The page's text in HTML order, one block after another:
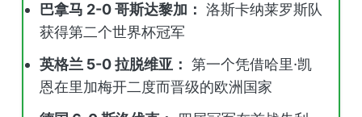
巴拿马 2-0 哥斯达黎加： 洛斯卡纳莱罗斯队
获得第二个世界杯冠军
英格兰 5-0 拉脱维亚： 第一个凭借哈里·凯
恩在里加梅开二度而晋级的欧洲国家